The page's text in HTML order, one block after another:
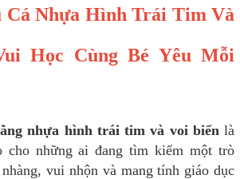
Cá Nhựa Hình Trái Tim Và
Học Cùng Bé Yêu Mỗi
nhựa hình trái tim và voi biển là
cho những ai đang tìm kiếm một trò
vui nhộn và mang tính giáo dục